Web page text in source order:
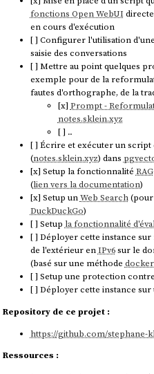
fonctions Open WebUI
en cours d'exécution
[ ] Configurer l'utilisation
saisie des conversations
[ ] Mettre au point quelques
exemple pour de la
fautes d'orthographe, de la
[x] Prompt -
notes.sklein.xyz
[ ] ...
[ ] Écrire et exécuter un
(notes.sklein.xyz) dans
[x] Setup la fonctionnalitéRAG
(lien vers la documentation)
[x] Setup unWeb Search(pour
DuckDuckGo)
[ ] Setupla fonctionnalité
[ ] Déployer cette instance
de l'extérieur enIPv6sur le
(basé sur une méthode
[ ] Setup une protection
[ ] Déployer cette instance
Repository de ce projet :
https://github.com/stephane-
Ressources :